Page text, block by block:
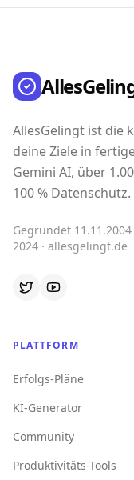
AllesGelingt ist die
deine Ziele in
Gemini AI, über
100 % Datenschutz.
Gegründet
2024 · allesgelingt.de
PLATTFORM
Erfolgs-Pläne
KI-Generator
Community
Produktivitäts-Tools